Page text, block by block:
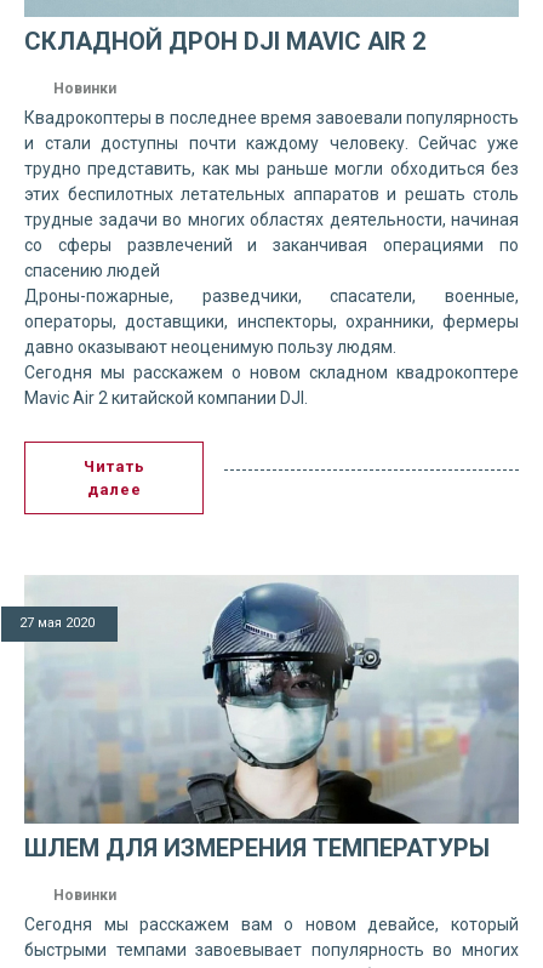
СКЛАДНОЙ ДРОН DJI MAVIC AIR 2
Новинки
Квадрокоптеры в последнее время завоевали популярность
и стали доступны почти каждому человеку. Сейчас уже
трудно представить, как мы раньше могли обходиться без
этих беспилотных летательных аппаратов и решать столь
трудные задачи во многих областях деятельности, начиная
со сферы развлечений и заканчивая операциями по
спасению людей
Дроны-пожарные, разведчики, спасатели, военные,
операторы, доставщики, инспекторы, охранники, фермеры
давно оказывают неоценимую пользу людям.
Сегодня мы расскажем о новом складном квадрокоптере
Mavic Air 2 китайской компании DJI.
Читать
далее
27 мая 2020
ШЛЕМ ДЛЯ ИЗМЕРЕНИЯ ТЕМПЕРАТУРЫ
Новинки
Сегодня мы расскажем вам о новом девайсе, который
быстрыми темпами завоевывает популярность во многих